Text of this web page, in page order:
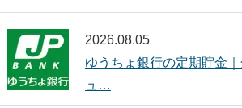
2026.08.05
ゆうちょ銀行の定期貯金
ュ…